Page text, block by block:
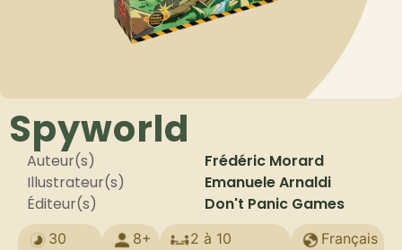
Spyworld
Auteur(s)
Frédéric Morard
Illustrateur(s)
Emanuele Arnaldi
Éditeur(s)
Don't Panic Games
30
8+
2 à 10
Français